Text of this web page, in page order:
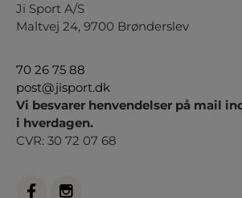
Ji Sport A/S
Maltvej 24, 9700 Brønderslev
70 26 75 88
post@jisport.dk
Vi besvarer henvendelser på mail
i hverdagen.
CVR: 30 72 07 68